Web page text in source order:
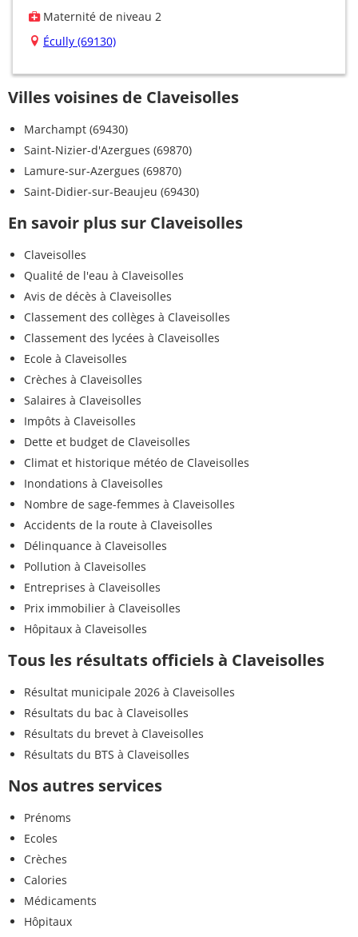
Maternité de niveau 2
Écully (69130)
Villes voisines de Claveisolles
Marchampt (69430)
Saint-Nizier-d'Azergues (69870)
Lamure-sur-Azergues (69870)
Saint-Didier-sur-Beaujeu (69430)
En savoir plus sur Claveisolles
Claveisolles
Qualité de l'eau à Claveisolles
Avis de décès à Claveisolles
Classement des collèges à Claveisolles
Classement des lycées à Claveisolles
Ecole à Claveisolles
Crèches à Claveisolles
Salaires à Claveisolles
Impôts à Claveisolles
Dette et budget de Claveisolles
Climat et historique météo de Claveisolles
Inondations à Claveisolles
Nombre de sage-femmes à Claveisolles
Accidents de la route à Claveisolles
Délinquance à Claveisolles
Pollution à Claveisolles
Entreprises à Claveisolles
Prix immobilier à Claveisolles
Hôpitaux à Claveisolles
Tous les résultats officiels à Claveisolles
Résultat municipale 2026 à Claveisolles
Résultats du bac à Claveisolles
Résultats du brevet à Claveisolles
Résultats du BTS à Claveisolles
Nos autres services
Prénoms
Ecoles
Crèches
Calories
Médicaments
Hôpitaux